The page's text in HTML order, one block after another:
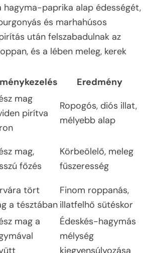
hagyma-paprika alap édességét,
és marhahúsos
után felszabadulnak az
és a lében meleg, kerek
Eredmény
mag
pirítva
Ropogós, diós illat,
mélyebb alap
mag,
főzés
Körbeölelő, meleg
fűszeresség
tört
a tésztában
Finom roppanás,
illatfelhő sütéskor
mag a
Édeskés-hagymás
mélység